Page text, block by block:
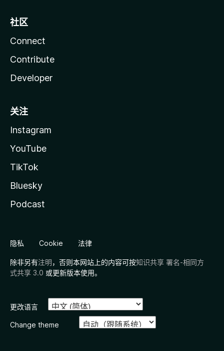
社区
Connect
Contribute
Developer
关注
Instagram
YouTube
TikTok
Bluesky
Podcast
隐私 Cookie 法律
除非另有注明，否则本网站上的内容可按知识共享 署名-相同方
式共享 3.0 或更新版本使用。
更改语言
Change theme